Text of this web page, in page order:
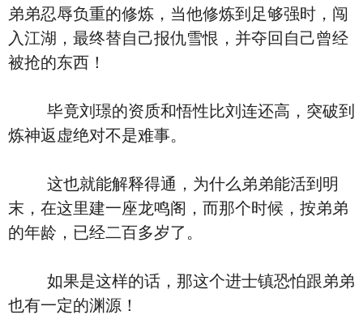
弟弟忍辱负重的修炼，当他修炼到足够强时，闯
入江湖，最终替自己报仇雪恨，并夺回自己曾经
被抢的东西！
毕竟刘璟的资质和悟性比刘连还高，突破到
炼神返虚绝对不是难事。
这也就能解释得通，为什么弟弟能活到明
末，在这里建一座龙鸣阁，而那个时候，按弟弟
的年龄，已经二百多岁了。
如果是这样的话，那这个进士镇恐怕跟弟弟
也有一定的渊源！